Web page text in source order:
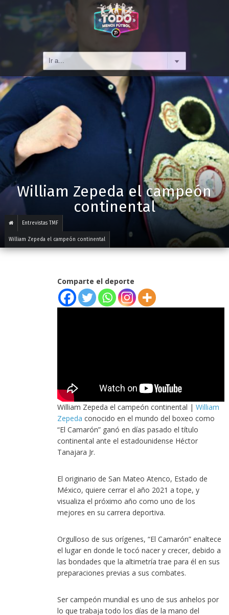
William Zepeda el campeón
continental
Entrevistas TMF
William Zepeda el campeón continental
Comparte el deporte
William Zepeda el campeón continental |William
Zepeda conocido en el mundo del boxeo como
“El Camarón” ganó en días pasado el título
continental ante el estadounidense Héctor
Tanajara Jr.
El originario de San Mateo Atenco, Estado de
México, quiere cerrar el año 2021 a tope, y
visualiza el próximo año como uno de los
mejores en su carrera deportiva.
Orgulloso de sus orígenes, “El Camarón” enaltece
el lugar en donde le tocó nacer y crecer, debido a
las bondades que la altimetría trae para él en sus
preparaciones previas a sus combates.
Ser campeón mundial es uno de sus anhelos por
lo que trabaja todo los días de la mano del